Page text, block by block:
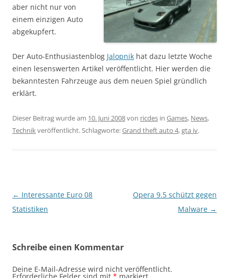
aber nicht nur von
einem einzigen Auto
abgekupfert.
Der Auto-Enthusiastenblog Jalopnik hat dazu letzte Woche
einen lesenswerten Artikel veröffentlicht. Hier werden die
bekanntesten Fahrzeuge aus dem neuen Spiel gründlich
erklärt.
Dieser Beitrag wurde am 10. Juni 2008von ricdes in Games, News,
Technikveröffentlicht. Schlagworte:Grand theft auto 4,gta iv.
Beitragsnavigation
← Interessante Euro 08
Statistiken
Opera 9.5 schützt gegen
Malware →
Schreibe einen Kommentar
Deine E-Mail-Adresse wird nicht veröffentlicht.